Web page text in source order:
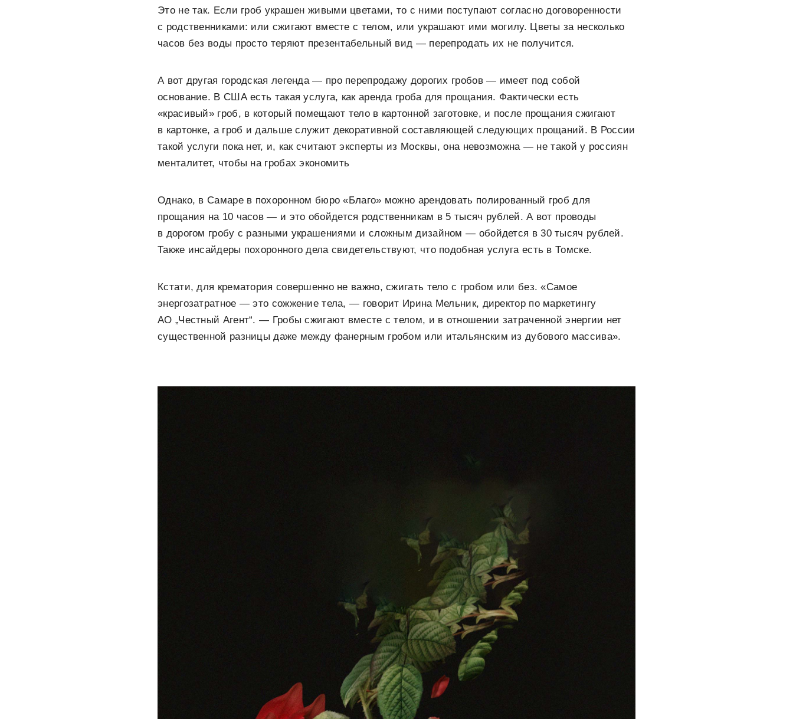
Это не так. Если гроб украшен живыми цветами, то с ними поступают согласно договоренности
с родственниками: или сжигают вместе с телом, или украшают ими могилу. Цветы за несколько
часов без воды просто теряют презентабельный вид — перепродать их не получится.
А вот другая городская легенда — про перепродажу дорогих гробов — имеет под собой
основание. В США есть такая услуга, как аренда гроба для прощания. Фактически есть
«красивый» гроб, в который помещают тело в картонной заготовке, и после прощания сжигают
в картонке, а гроб и дальше служит декоративной составляющей следующих прощаний. В России
такой услуги пока нет, и, как считают эксперты из Москвы, она невозможна — не такой у россиян
менталитет, чтобы на гробах экономить
Однако, в Самаре в похоронном бюро «Благо» можно арендовать полированный гроб для
прощания на 10 часов — и это обойдется родственникам в 5 тысяч рублей. А вот проводы
в дорогом гробу с разными украшениями и сложным дизайном — обойдется в 30 тысяч рублей.
Также инсайдеры похоронного дела свидетельствуют, что подобная услуга есть в Томске.
Кстати, для крематория совершенно не важно, сжигать тело с гробом или без. «Самое
энергозатратное — это сожжение тела, — говорит Ирина Мельник, директор по маркетингу
АО „Честный Агент“. — Гробы сжигают вместе с телом, и в отношении затраченной энергии нет
существенной разницы даже между фанерным гробом или итальянским из дубового массива».